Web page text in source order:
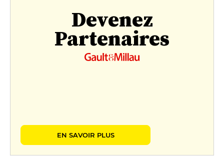
Devenez
Partenaires
EN SAVOIR PLUS